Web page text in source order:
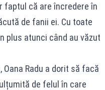
faptul că are încredere în
de fanii ei. Cu toate
plus atunci când au văzut
Radu a dorit să facă
de felul în care